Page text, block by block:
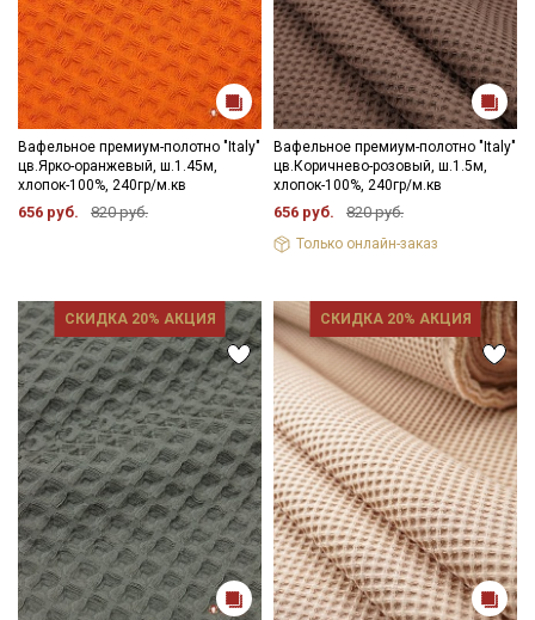
Вафельное премиум-полотно "Italy"
цв.Ярко-оранжевый, ш.1.45м,
хлопок-100%, 240гр/м.кв
656 руб. 820 руб.
Вафельное премиум-полотно "Italy"
цв.Коричнево-розовый, ш.1.5м,
хлопок-100%, 240гр/м.кв
656 руб. 820 руб.
Только онлайн-заказ
СКИДКА 20% АКЦИЯ СКИДКА 20% АКЦИЯ